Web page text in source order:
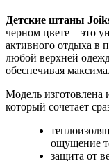
Детские штаны
черном цвете – это
активного отдыха в
любой верхней
обеспечивая
Модель изготовлена
который сочетает
ощущение
защита от